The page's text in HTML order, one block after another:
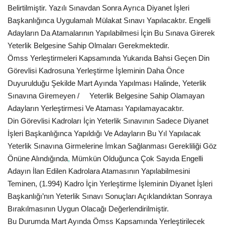
Belirtilmiştir. Yazılı Sınavdan Sonra Ayrıca Diyanet İşleri
Başkanlığınca Uygulamalı Mülakat Sınavı Yapılacaktır. Engelli
Adayların Da Atamalarının Yapılabilmesi İçin Bu Sınava Girerek
Yeterlik Belgesine Sahip Olmaları Gerekmektedir.
Ömss Yerleştirmeleri Kapsamında Yukarıda Bahsi Geçen Din
Görevlisi Kadrosuna Yerleştirme İşleminin Daha Önce
Duyurulduğu Şekilde Mart Ayında Yapılması Halinde, Yeterlik
Sınavına Giremeyen / Yeterlik Belgesine Sahip Olamayan
Adayların Yerleştirmesi Ve Ataması Yapılamayacaktır.
Din Görevlisi Kadroları İçin Yeterlik Sınavının Sadece Diyanet
İşleri Başkanlığınca Yapıldığı Ve Adayların Bu Yıl Yapılacak
Yeterlik Sınavına Girmelerine İmkan Sağlanması Gerekliliği Göz
Önüne Alındığında, Mümkün Olduğunca Çok Sayıda Engelli
Adayın İlan Edilen Kadrolara Atamasının Yapılabilmesini
Teminen, (1.994) Kadro İçin Yerleştirme İşleminin Diyanet İşleri
Başkanlığı’nın Yeterlik Sınavı Sonuçları Açıklandıktan Sonraya
Bırakılmasının Uygun Olacağı Değerlendirilmiştir.
Bu Durumda Mart Ayında Ömss Kapsamında Yerleştirilecek